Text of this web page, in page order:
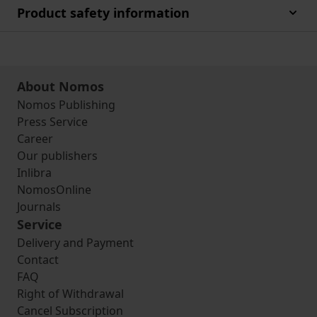
Product safety information
About Nomos
Nomos Publishing
Press Service
Career
Our publishers
Inlibra
NomosOnline
Journals
Service
Delivery and Payment
Contact
FAQ
Right of Withdrawal
Cancel Subscription